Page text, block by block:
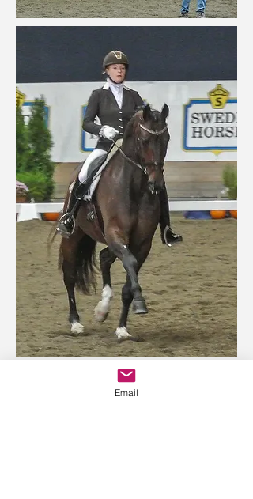
Kontakt
Skillinge Dressyr AB
Email